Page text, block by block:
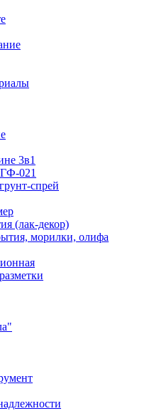
3в1
021
спрей
(лак-декор)
морилки, олифа